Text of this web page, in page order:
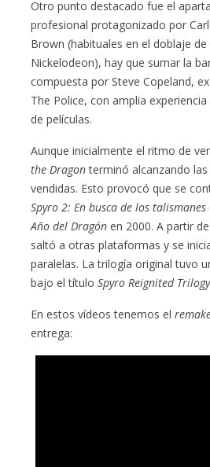
Otro punto destacado fue el
profesional protagonizado por
Brown (habituales en el doblaje de
Nickelodeon), hay que sumar la
compuesta por Steve Copeland,
The Police, con amplia
de películas.
Aunque inicialmente el ritmo de
the Dragonterminó alcanzando
vendidas. Esto provocó que se
Spyro 2: En busca de los talismanes
Año del Dragón en 2000. A partir
saltó a otras plataformas y se
paralelas. La trilogía original tuvo
bajo el títuloSpyro Reignited Trilogy
En estos vídeos tenemos el
entrega: